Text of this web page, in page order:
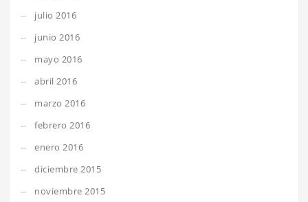
julio 2016
junio 2016
mayo 2016
abril 2016
marzo 2016
febrero 2016
enero 2016
diciembre 2015
noviembre 2015